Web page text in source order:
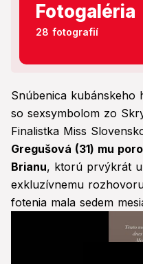
Fotogaléria
28 fotografií
Snúbenica kubánskeho
so sexsymbolom zo
Finalistka Miss
Gregušová (31) mu
Brianu, ktorú prvýkrát
exkluzívnemu
fotenia mala sedem